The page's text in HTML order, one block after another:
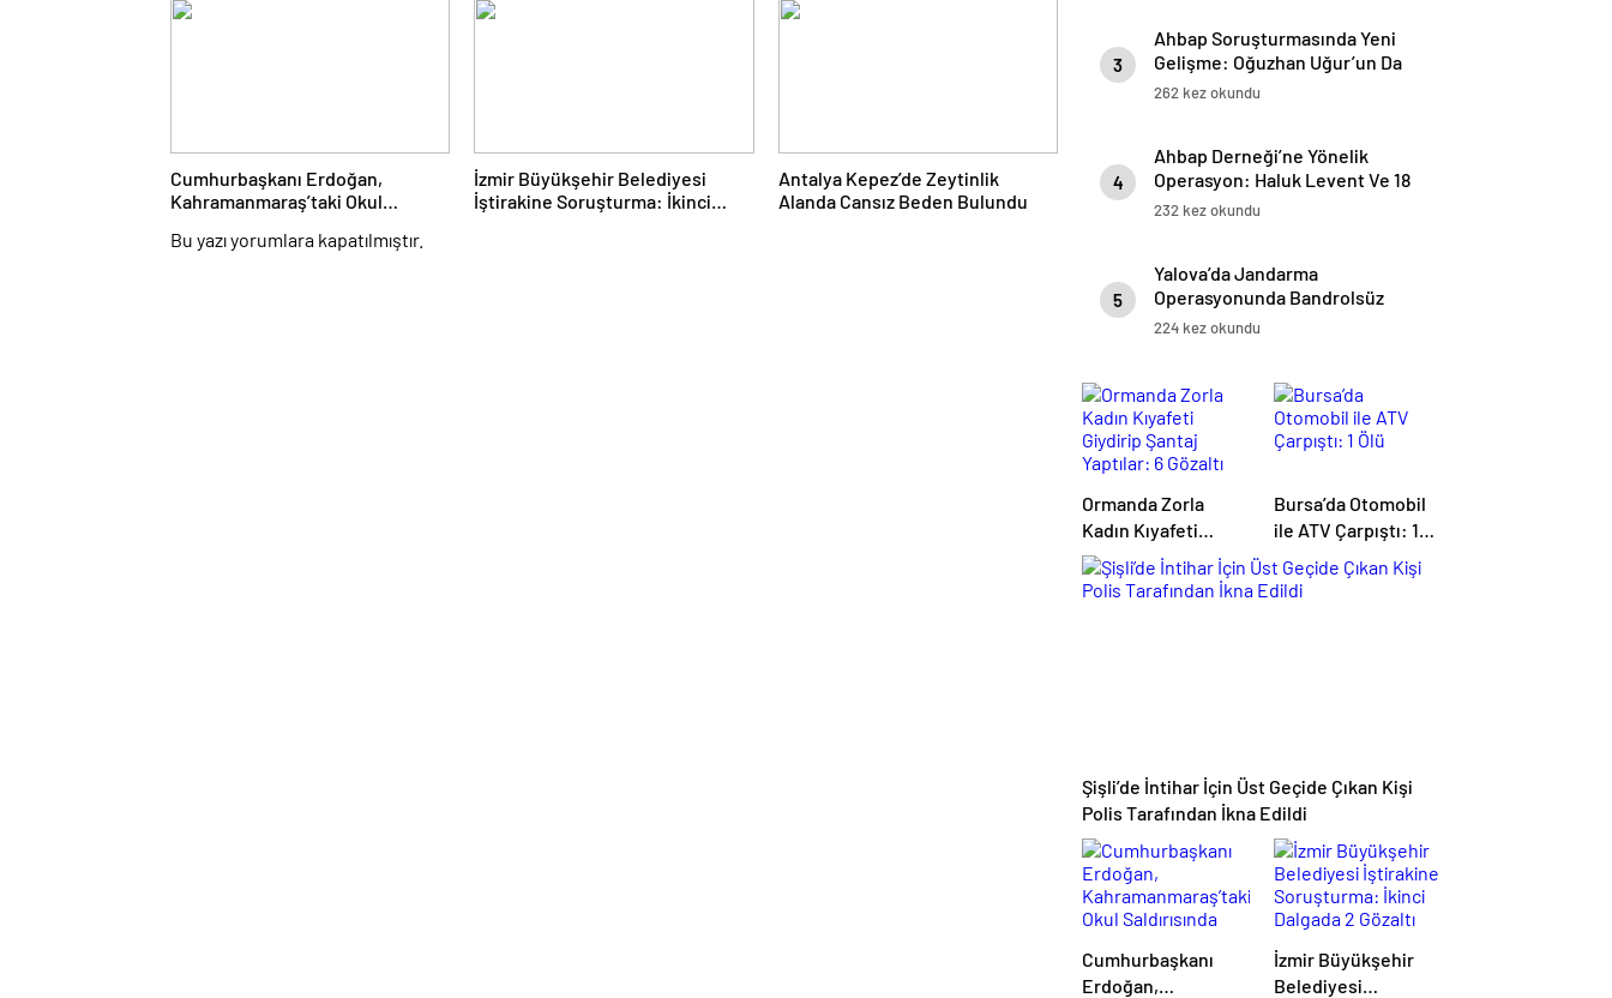
Cumhurbaşkanı Erdoğan,
Kahramanmaraş’taki Okul
Kaybedenlerin Ailelerini Kabul
İzmir Büyükşehir Belediyesi
İştirakine Soruşturma: İkinci
Antalya Kepez’de Zeytinlik
Alanda Cansız Beden Bulundu
Bu yazı yorumlara kapatılmıştır.
3
Ahbap Soruşturmasında Yeni
Gelişme: Oğuzhan Uğur’un Da
Aralarında Bulunduğu Yedi Kişi
262 kez okundu
4
Ahbap Derneği’ne Yönelik
Operasyon: Haluk Levent Ve 18
Şüpheli Gözaltına Alındı
232 kez okundu
5
Yalova’da Jandarma
Operasyonunda Bandrolsüz
Tütün Ele Geçirildi
224 kez okundu
Ormanda Zorla
Kadın Kıyafeti
Giydirip Şantaj
Yaptılar: 6 Gözaltı
Bursa’da Otomobil
ile ATV Çarpıştı: 1
Ölü
Şişli’de İntihar İçin Üst Geçide Çıkan Kişi
Polis Tarafından İkna Edildi
Cumhurbaşkanı
Erdoğan,
İzmir Büyükşehir
Belediyesi